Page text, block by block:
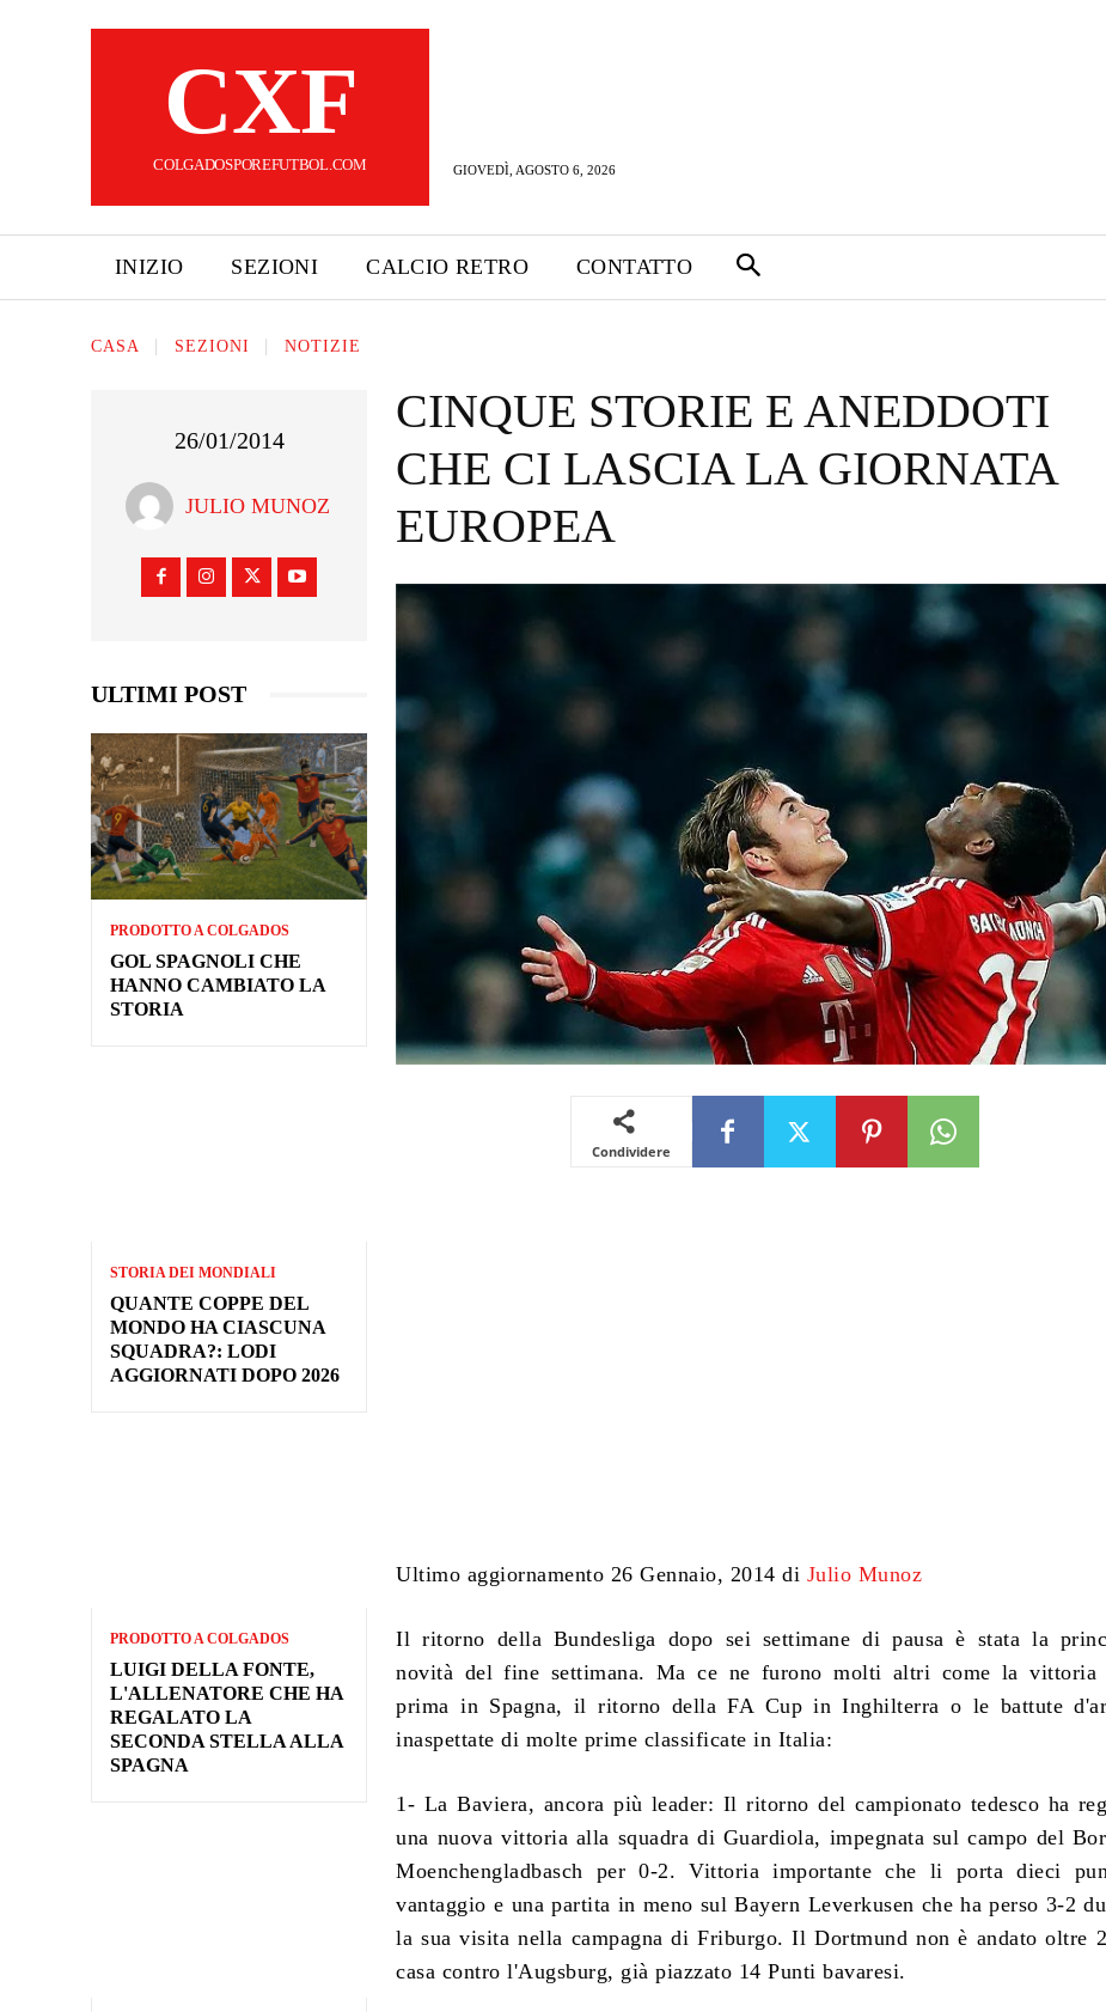
CXF
COLGADOSPOREFUTBOL.COM GIOVEDÌ, AGOSTO 6, 2026
INIZIO SEZIONI CALCIO RETRO CONTATTO
CASA SEZIONI NOTIZIE
26/01/2014
JULIO MUNOZ
ULTIMI POST
PRODOTTO A COLGADOS
GOL SPAGNOLI CHE
HANNO CAMBIATO LA
STORIA
STORIA DEI MONDIALI
QUANTE COPPE DEL
MONDO HA CIASCUNA
SQUADRA?: LODI
AGGIORNATI DOPO 2026
PRODOTTO A COLGADOS
LUIGI DELLA FONTE,
L'ALLENATORE CHE HA
REGALATO LA
SECONDA STELLA ALLA
SPAGNA
CINQUE STORIE E ANEDDOTI
CHE CI LASCIA LA GIORNATA
EUROPEA
Condividere
Ultimo aggiornamento 26 Gennaio, 2014 di Julio Munoz
Il ritorno della Bundesliga dopo sei settimane di pausa è stata la
novità del fine settimana. Ma ce ne furono molti altri come la vittoria
prima in Spagna, il ritorno della FA Cup in Inghilterra o le battute
inaspettate di molte prime classificate in Italia:
1- La Baviera, ancora più leader: Il ritorno del campionato tedesco ha
una nuova vittoria alla squadra di Guardiola, impegnata sul campo del
Moenchengladbasch per 0-2. Vittoria importante che li porta dieci
vantaggio e una partita in meno sul Bayern Leverkusen che ha perso 3-2
la sua visita nella campagna di Friburgo. Il Dortmund non è andato oltre
casa contro l'Augsburg, già piazzato 14 Punti bavaresi.